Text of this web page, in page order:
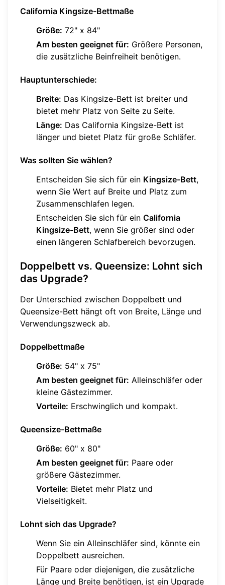
California Kingsize-Bettmaße
Größe: 72" x 84"
Am besten geeignet für: Größere Personen,
die zusätzliche Beinfreiheit benötigen.
Hauptunterschiede:
Breite: Das Kingsize-Bett ist breiter und
bietet mehr Platz von Seite zu Seite.
Länge: Das California Kingsize-Bett ist
länger und bietet Platz für große Schläfer.
Was sollten Sie wählen?
Entscheiden Sie sich für ein Kingsize-Bett,
wenn Sie Wert auf Breite und Platz zum
Zusammenschlafen legen.
Entscheiden Sie sich für ein California
Kingsize-Bett, wenn Sie größer sind oder
einen längeren Schlafbereich bevorzugen.
Doppelbett vs. Queensize: Lohnt sich
das Upgrade?
Der Unterschied zwischen Doppelbett und
Queensize-Bett hängt oft von Breite, Länge und
Verwendungszweck ab.
Doppelbettmaße
Größe: 54" x 75"
Am besten geeignet für: Alleinschläfer oder
kleine Gästezimmer.
Vorteile: Erschwinglich und kompakt.
Queensize-Bettmaße
Größe: 60" x 80"
Am besten geeignet für: Paare oder
größere Gästezimmer.
Vorteile: Bietet mehr Platz und
Vielseitigkeit.
Lohnt sich das Upgrade?
Wenn Sie ein Alleinschläfer sind, könnte ein
Doppelbett ausreichen.
Für Paare oder diejenigen, die zusätzliche
Länge und Breite benötigen, ist ein Upgrade